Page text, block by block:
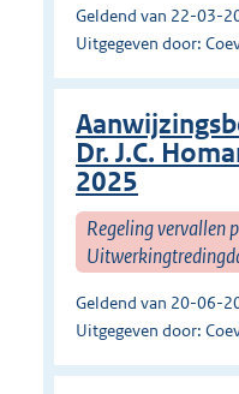
Geldend van 22-03-
Uitgegeven door:
Dr. J.C.
2025
Regeling
Geldend van 20-06-
Uitgegeven door: